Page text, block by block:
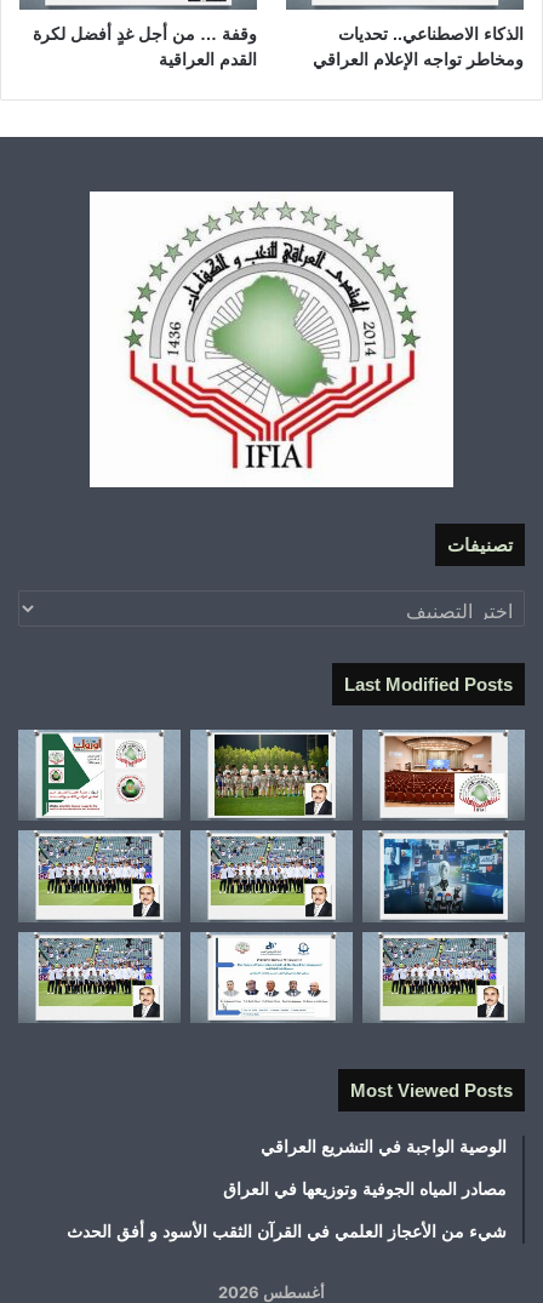
الذكاء الاصطناعي.. تحديات
ومخاطر تواجه الإعلام العراقي
وقفة … من أجل غدٍ أفضل لكرة
القدم العراقية
تصنيفات
تصنيفات
Last Modified Posts
Most Viewed Posts
الوصية الواجبة في التشريع العراقي
مصادر المياه الجوفية وتوزيعها في العراق
شيء من الأعجاز العلمي في القرآن الثقب الأسود و أفق الحدث
أغسطس 2026